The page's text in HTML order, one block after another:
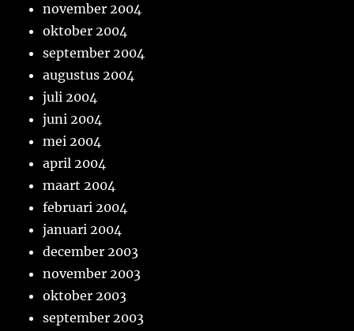
november 2004
oktober 2004
september 2004
augustus 2004
juli 2004
juni 2004
mei 2004
april 2004
maart 2004
februari 2004
januari 2004
december 2003
november 2003
oktober 2003
september 2003